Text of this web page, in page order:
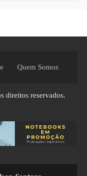
Quem Somos
direitos reservados.